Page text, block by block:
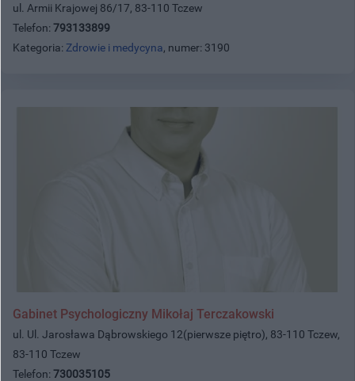
ul. Armii Krajowej 86/17, 83-110 Tczew
Telefon: 793133899
Kategoria: Zdrowie i medycyna, numer: 3190
Gabinet Psychologiczny Mikołaj Terczakowski
ul. Ul. Jarosława Dąbrowskiego 12(pierwsze piętro), 83-110 Tczew,
83-110 Tczew
Telefon: 730035105